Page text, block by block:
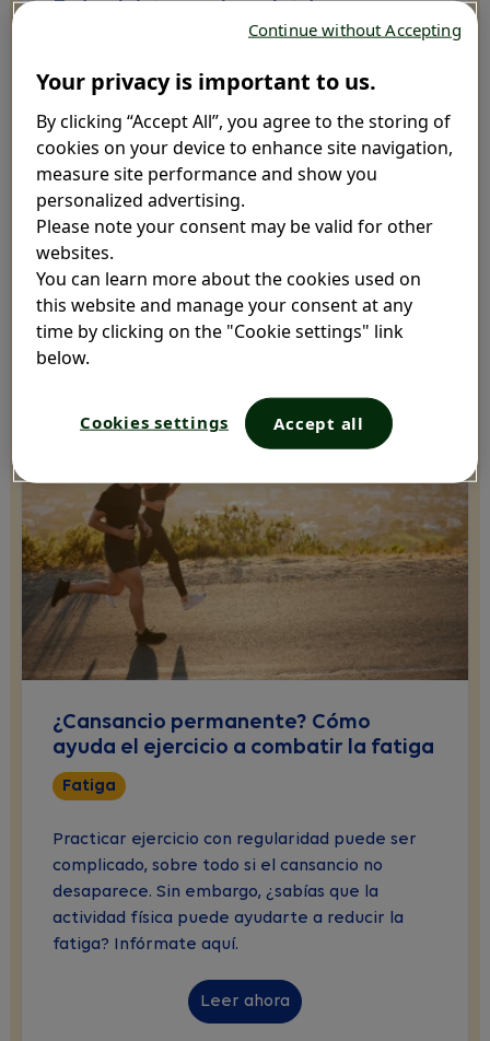
Datos básicos sobre el sistema
Sistema inmunitario
¿Sabes cómo funciona el sistema inmunitario?
Descubre cuál es el papel del sistema
inmunitario y cómo nos protege de las
enfermedades aquí.
¿Cansancio permanente? Cómo
ayuda el ejercicio a combatir la fatiga
Fatiga
Practicar ejercicio con regularidad puede ser
complicado, sobre todo si el cansancio no
desaparece. Sin embargo, ¿sabías que la
actividad física puede ayudarte a reducir la
fatiga? Infórmate aquí.
Leer ahora
Your privacy is important to us.
By clicking “Accept All”, you agree to the storing of
cookies on your device to enhance site navigation,
measure site performance and show you
personalized advertising.
Please note your consent may be valid for other
websites.
You can learn more about the cookies used on
this website and manage your consent at any
time by clicking on the "Cookie settings" link
below.
Cookies settings Accept all
Continue without Accepting